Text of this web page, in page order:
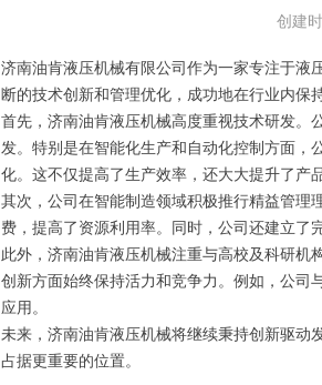
创建
济南油肯液压机械有限公司作为一家专注于液
断的技术创新和管理优化，成功地在行业内保
首先，济南油肯液压机械高度重视技术研发。
发。特别是在智能化生产和自动化控制方面，
化。这不仅提高了生产效率，还大大提升了产
其次，公司在智能制造领域积极推行精益管理
费，提高了资源利用率。同时，公司还建立了
此外，济南油肯液压机械注重与高校及科研机
创新方面始终保持活力和竞争力。例如，公司
应用。
未来，济南油肯液压机械将继续秉持创新驱动
占据更重要的位置。